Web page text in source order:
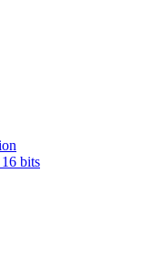
bits